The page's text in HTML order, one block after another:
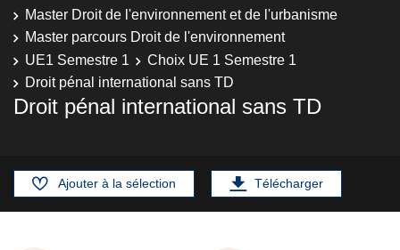
Master Droit de l'environnement et de l'urbanisme
Master parcours Droit de l'environnement
UE1 Semestre 1
Choix UE 1 Semestre 1
Droit pénal international sans TD
Droit pénal international sans TD
Ajouter à la sélection Télécharger